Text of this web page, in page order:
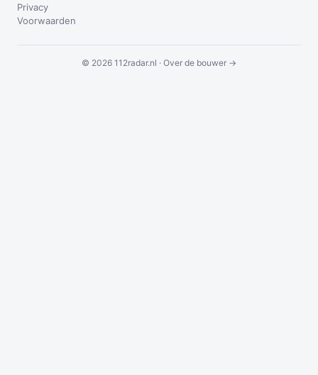
Privacy
Voorwaarden
© 2026 112radar.nl · Over de bouwer →